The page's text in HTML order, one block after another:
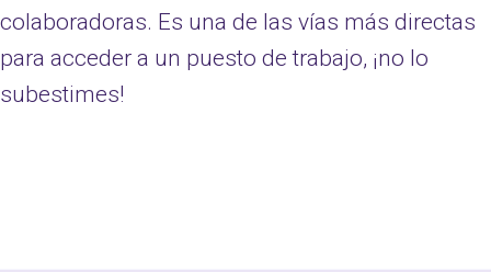
colaboradoras. Es una de las vías más directas
para acceder a un puesto de trabajo, ¡no lo
subestimes!